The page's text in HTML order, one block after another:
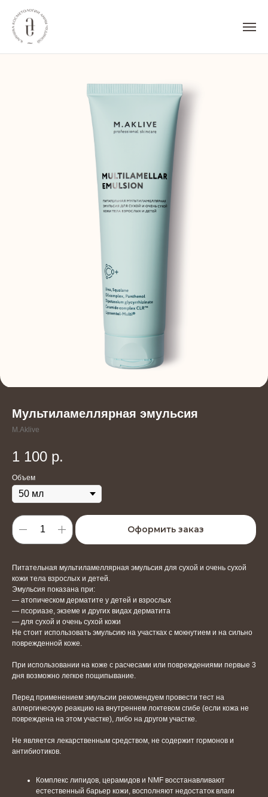
Мультиламеллярная эмульсия
M.Aklive
1 100 р.
Объем
Оформить заказ
Питательная мультиламеллярная эмульсия для сухой и очень сухой
кожи тела взрослых и детей.
Эмульсия показана при:
— атопическом дерматите у детей и взрослых
— псориазе, экземе и других видах дерматита
— для сухой и очень сухой кожи
Не стоит использовать эмульсию на участках с мокнутием и на сильно
поврежденной коже.
При использовании на коже с расчесами или повреждениями первые 3
дня возможно легкое пощипывание.
Перед применением эмульсии рекомендуем провести тест на
аллергическую реакцию на внутреннем локтевом сгибе (если кожа не
повреждена на этом участке), либо на другом участке.
Не является лекарственным средством, не содержит гормонов и
антибиотиков.
Комплекс липидов, церамидов и NMF восстанавливают
естественный барьер кожи, восполняют недостаток влаги